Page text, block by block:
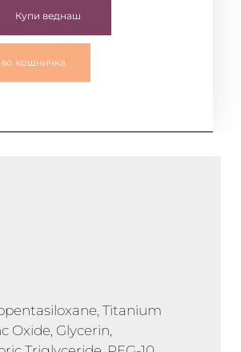
Купи веднаш
кошничка
Titanium
Oxide, Glycerin,